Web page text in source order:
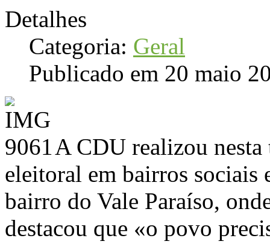
Detalhes
Categoria: Geral
Publicado em 20 maio
A CDU realizou nesta
eleitoral em bairros sociais
bairro do Vale Paraíso,
destacou que «o povo